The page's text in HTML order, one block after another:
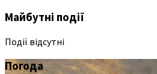
Майбутні події
Події відсутні
Погода